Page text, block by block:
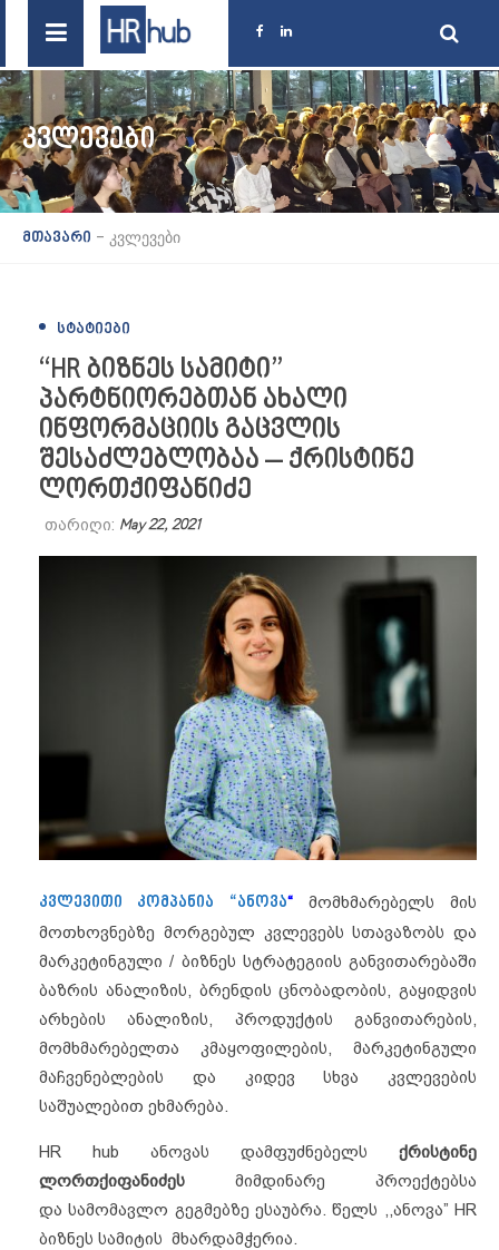
ᲙᲕᲚᲔᲕᲔᲑᲘ
მთავარი - კვლევები
ᲡᲢᲐᲢᲘᲔᲑᲘ
“HR ბიზნეს სამიტი”
პარტნიორებთან ახალი
ინფორმაციის გაცვლის
შესაძლებლობაა – ქრისტინე
ლორთქიფანიძე
თარიღი: May 22, 2021
კვლევითი კომპანია “ანოვა“მომხმარებელს მის
მოთხოვნებზე მორგებულ კვლევებს სთავაზობს და
მარკეტინგული / ბიზნეს სტრატეგიის განვითარებაში
ბაზრის ანალიზის, ბრენდის ცნობადობის, გაყიდვის
არხების ანალიზის, პროდუქტის განვითარების,
მომხმარებელთა კმაყოფილების, მარკეტინგული
მაჩვენებლების და კიდევ სხვა კვლევების
საშუალებით ეხმარება.
HR hub ანოვას დამფუძნებელს ქრისტინე
ლორთქიფანიძეს მიმდინარე პროექტებსა
და სამომავლო გეგმებზე ესაუბრა. წელს ,,ანოვა” HR
ბიზნეს სამიტის მხარდამჭერია.